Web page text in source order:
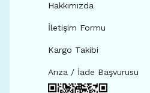
Hakkımızda
İletişim Formu
Kargo Takibi
Arıza / İade Başvurusu